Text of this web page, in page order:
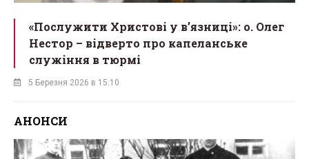
«Послужити Христові у вʼязниці»: о. Олег
Нестор – відверто про капеланське
служіння в тюрмі
5 Березня 2026 в 15:10
АНОНСИ